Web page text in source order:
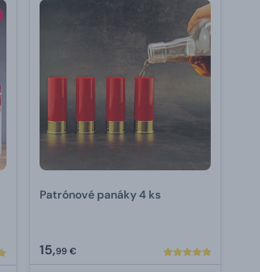
Patrónové panáky 4 ks
15,99 €